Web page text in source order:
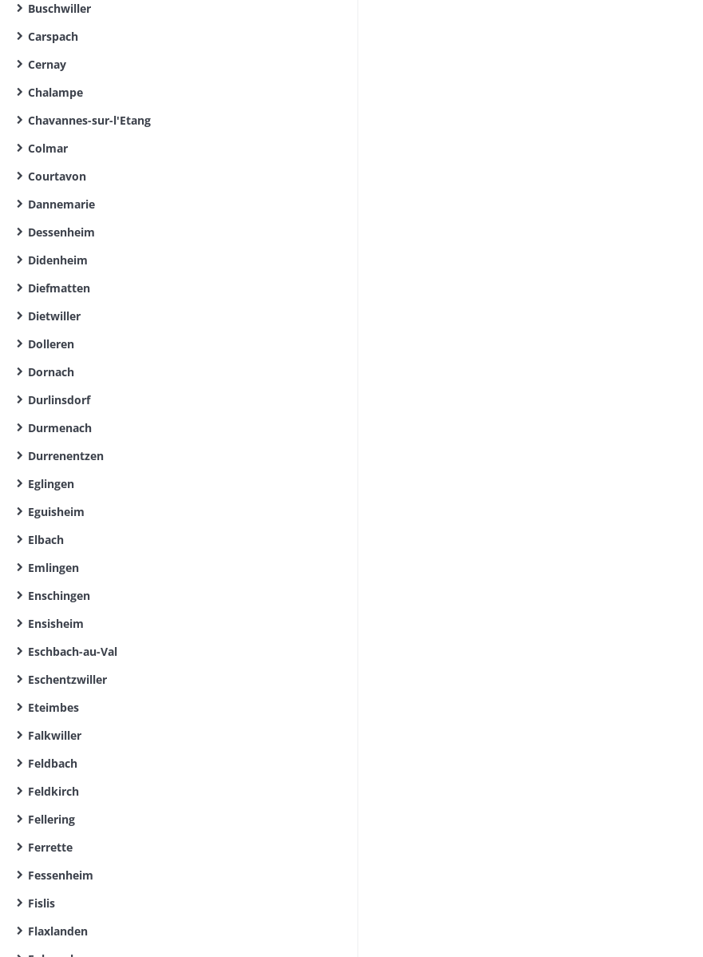
Buschwiller
Carspach
Cernay
Chalampe
Chavannes-sur-l'Etang
Colmar
Courtavon
Dannemarie
Dessenheim
Didenheim
Diefmatten
Dietwiller
Dolleren
Dornach
Durlinsdorf
Durmenach
Durrenentzen
Eglingen
Eguisheim
Elbach
Emlingen
Enschingen
Ensisheim
Eschbach-au-Val
Eschentzwiller
Eteimbes
Falkwiller
Feldbach
Feldkirch
Fellering
Ferrette
Fessenheim
Fislis
Flaxlanden